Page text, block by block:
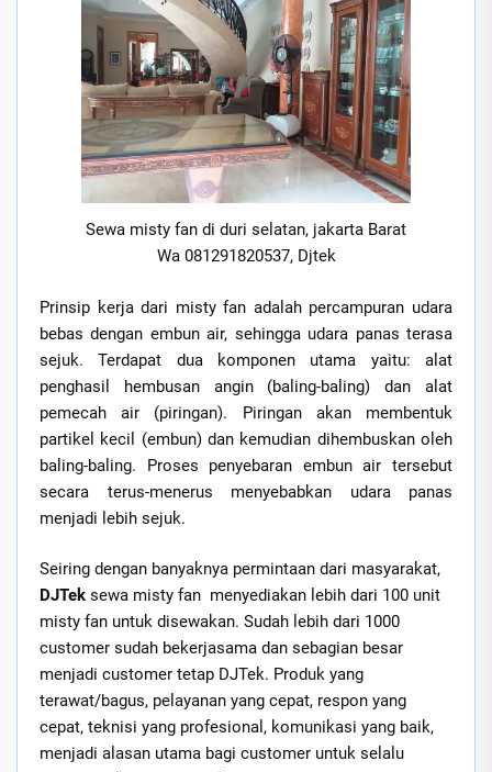
Sewa misty fan di duri selatan, jakarta Barat
Wa 081291820537, Djtek
Prinsip kerja dari misty fan adalah percampuran udara
bebas dengan embun air, sehingga udara panas terasa
sejuk. Terdapat dua komponen utama yaitu: alat
penghasil hembusan angin (baling-baling) dan alat
pemecah air (piringan). Piringan akan membentuk
partikel kecil (embun) dan kemudian dihembuskan oleh
baling-baling. Proses penyebaran embun air tersebut
secara terus-menerus menyebabkan udara panas
menjadi lebih sejuk.
Seiring dengan banyaknya permintaan dari masyarakat,
DJTek sewa misty fan menyediakan lebih dari 100 unit
misty fan untuk disewakan. Sudah lebih dari 1000
customer sudah bekerjasama dan sebagian besar
menjadi customer tetap DJTek. Produk yang
terawat/bagus, pelayanan yang cepat, respon yang
cepat, teknisi yang profesional, komunikasi yang baik,
menjadi alasan utama bagi customer untuk selalu